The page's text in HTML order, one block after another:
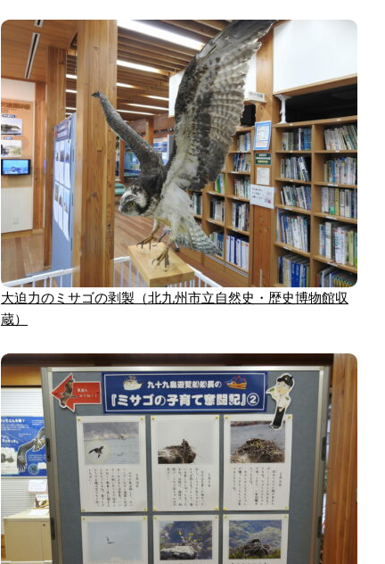
大迫力のミサゴの剥製（北九州市立自然史・歴史博物館収
蔵）